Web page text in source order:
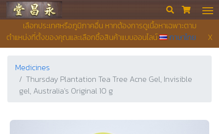
เลือกประเทศหรือภูมิภาคอื่น หากต้องการดูเนื้อหาเฉพาะตาม
ตำแหน่งที่ตั้งของคุณและเลือกซื้อสินค้าแบบออนไลน์
ภาษาไทย X
Yong Chieng Pharmacy  
Medicines
Thursday Plantation Tea Tree Acne Gel, Invisible
gel, Australia's Original 10 g